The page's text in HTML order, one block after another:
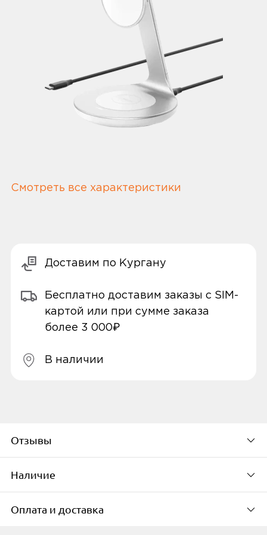
Смотреть все характеристики
Доставим по Кургану
Бесплатно доставим заказы с SIM-
картой или при сумме заказа
более 3 000₽
В наличии
Отзывы
Будьте первым, кто
оставит свой отзыв
Наличие
Доступно в 6 пунктах выдачи в
Оплата и доставка